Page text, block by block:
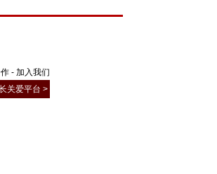
- 加入我们
关爱平台 >